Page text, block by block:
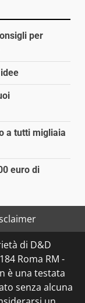
per
a tutti migliaia
euro di
di D&D
Roma RM -
è una testata
senza alcuna